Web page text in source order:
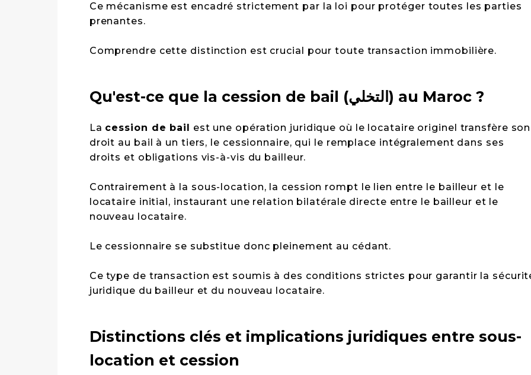
Ce mécanisme est encadré strictement par la loi pour protéger toutes les parties
prenantes.
Comprendre cette distinction est crucial pour toute transaction immobilière.
Qu'est-ce que la cession de bail (التخلي) au Maroc ?
La cession de bail est une opération juridique où le locataire originel transfère son
droit au bail à un tiers, le cessionnaire, qui le remplace intégralement dans ses
droits et obligations vis-à-vis du bailleur.
Contrairement à la sous-location, la cession rompt le lien entre le bailleur et le
locataire initial, instaurant une relation bilatérale directe entre le bailleur et le
nouveau locataire.
Le cessionnaire se substitue donc pleinement au cédant.
Ce type de transaction est soumis à des conditions strictes pour garantir la
juridique du bailleur et du nouveau locataire.
Distinctions clés et implications juridiques entre sous-
location et cession